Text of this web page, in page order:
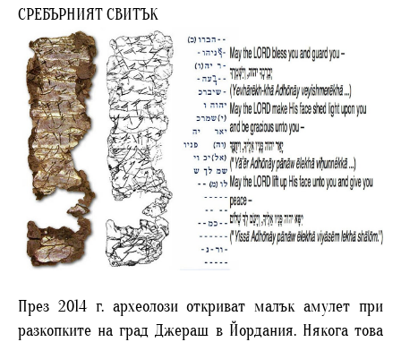
СРЕБЪРНИЯТ СВИТЪК
През 2014 г. археолози откриват малък амулет при
разкопките на град Джераш в Йордания. Някога това